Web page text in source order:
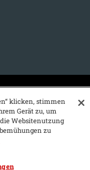
G H I
Q R S
klicken, stimmen
Gerät zu, um
Websitenutzung
zu